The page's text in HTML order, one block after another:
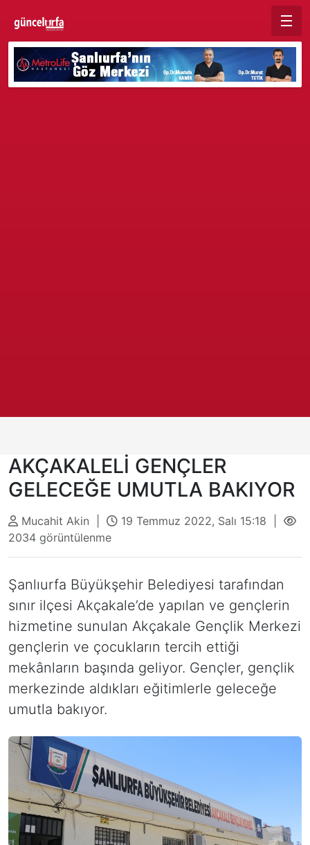
AKÇAKALELİ GENÇLER
GELECEĞE UMUTLA BAKIYOR
Mucahit Akin |
19 Temmuz 2022, Salı 15:18 |
2034 görüntülenme
Şanlıurfa Büyükşehir Belediyesi tarafından
sınır ilçesi Akçakale’de yapılan ve gençlerin
hizmetine sunulan Akçakale Gençlik Merkezi
gençlerin ve çocukların tercih ettiği
mekânların başında geliyor. Gençler, gençlik
merkezinde aldıkları eğitimlerle geleceğe
umutla bakıyor.